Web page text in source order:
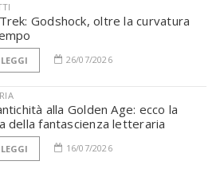
Godshock, oltre la curvatura
LEGGI 26/07/2026
alla Golden Age: ecco la
della fantascienza letteraria
LEGGI 16/07/2026